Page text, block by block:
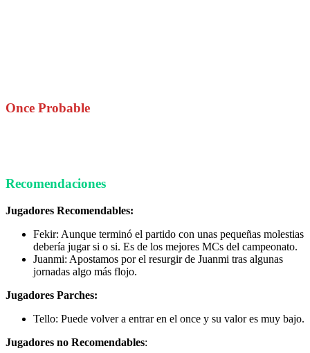
Once Probable
Recomendaciones
Jugadores Recomendables:
Fekir: Aunque terminó el partido con unas pequeñas molestias
debería jugar si o si. Es de los mejores MCs del campeonato.
Juanmi: Apostamos por el resurgir de Juanmi tras algunas
jornadas algo más flojo.
Jugadores Parches:
Tello: Puede volver a entrar en el once y su valor es muy bajo.
Jugadores no Recomendables: